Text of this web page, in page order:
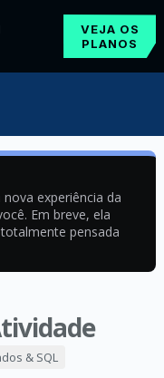
VEJA OS
PLANOS
experiência da
Em breve, ela
pensada
& SQL